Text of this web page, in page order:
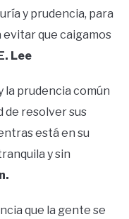
y prudencia, para
que caigamos
Lee
la prudencia común
de resolver sus
está en su
y sin
que la gente se